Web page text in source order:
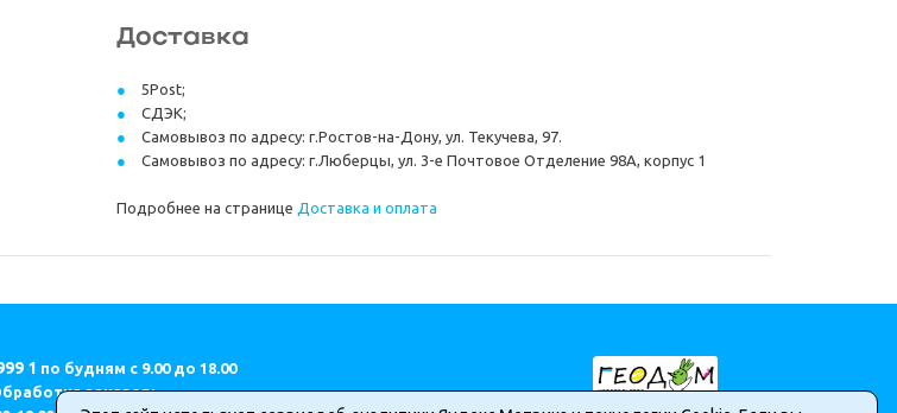
Доставка
5Post;
СДЭК;
Самовывоз по адресу: г.Ростов-на-Дону, ул. Текучева, 97.
Самовывоз по адресу: г.Люберцы, ул. 3-е Почтовое Отделение 98А, корпус 1
Подробнее на странице Доставка и оплата
1 по будням с 9.00 до 18.00
заказов: